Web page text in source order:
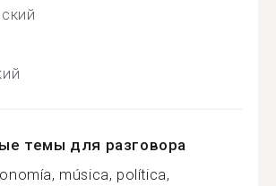
темы для разговора
música, política,